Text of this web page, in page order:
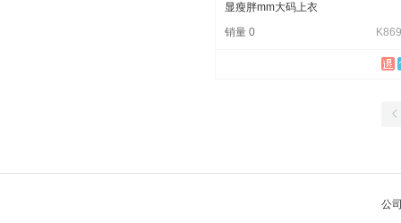
显瘦胖mm大码上衣
销量 0
公